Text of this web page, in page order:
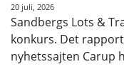
20 juli, 2026
Sandbergs Lots &
konkurs. Det
nyhetssajten Carup